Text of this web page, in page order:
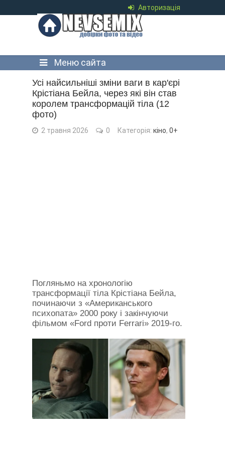
Авторизація
Меню сайта
Усі найсильніші зміни ваги в кар'єрі
Крістіана Бейла, через які він став
королем трансформацій тіла (12
фото)
2 травня 2026 0 Категорія: кіно, 0+
Погляньмо на хронологію
трансформації тіла Крістіана Бейла,
починаючи з «Американського
психопата» 2000 року і закінчуючи
фільмом «Ford проти Ferrari» 2019-го.